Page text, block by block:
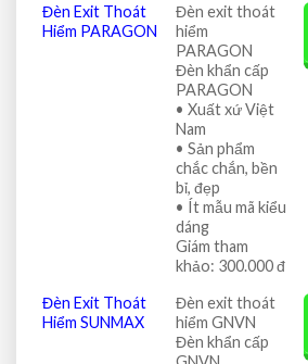
Đèn Exit Thoát
Hiểm PARAGON
Đèn exit thoát
hiểm
PARAGON
Đèn khẩn cấp
PARAGON
• Xuất xứ Việt
Nam
• Sản phẩm
chắc chắn, bền
bỉ, đẹp
• Ít mẫu mã kiểu
dáng
Giám tham
khảo: 300.000 đ
Đèn Exit Thoát
Hiểm SUNMAX
Đèn exit thoát
hiểm GNVN
Đèn khẩn cấp